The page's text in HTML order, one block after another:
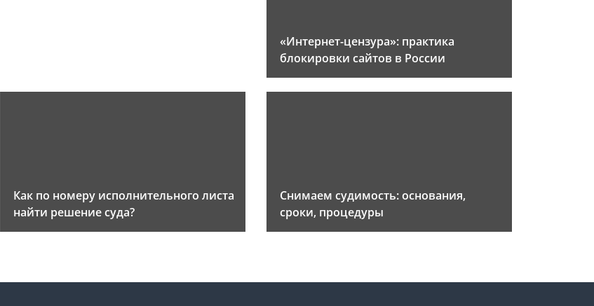
«Интернет-цензура»: практика
блокировки сайтов в России
Как по номеру исполнительного листа
найти решение суда?
Снимаем судимость: основания,
сроки, процедуры